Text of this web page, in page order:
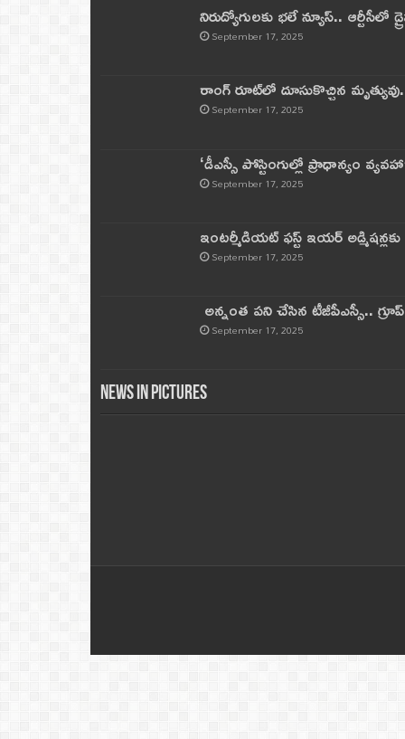
నిరుద్యోగులకు భలే న్యూస్.. ఆర్టీసీలో
September 17, 2025
రాంగ్ రూట్‌లో దూసుకొచ్చిన
September 17, 2025
‘డీఎస్సీ పోస్టింగుల్లో ప్రాధాన్యం
September 17, 2025
ఇంటర్మీడియట్ ఫస్ట్‌ ఇయర్‌
September 17, 2025
అన్నంత పని చేసిన టీజీపీఎస్సీ..
September 17, 2025
News in Pictures